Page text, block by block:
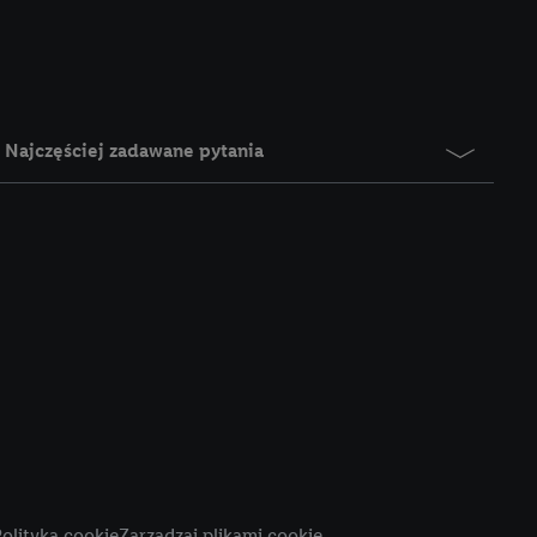
Najczęściej zadawane pytania
jednym z wyżej
możemy
rozpoznać
W tym celu
adres e-
adresu IP. Jeśli
użyciu adresu IP i
usług Lidl. W
Zgodę na
celów marketingu